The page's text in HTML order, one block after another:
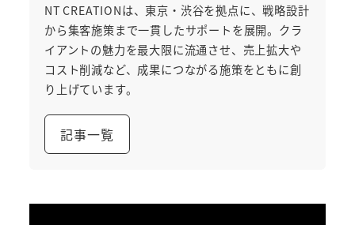
NT CREATIONは、東京・渋谷を拠点に、戦略設計
から集客施策まで一貫したサポートを展開。クラ
イアントの魅力を最大限に流通させ、売上拡大や
コスト削減など、成果につながる施策をともに創
り上げています。
記事一覧